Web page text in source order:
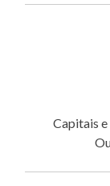
Capitais